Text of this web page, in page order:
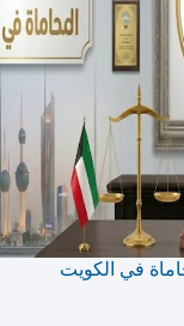
في الكويت